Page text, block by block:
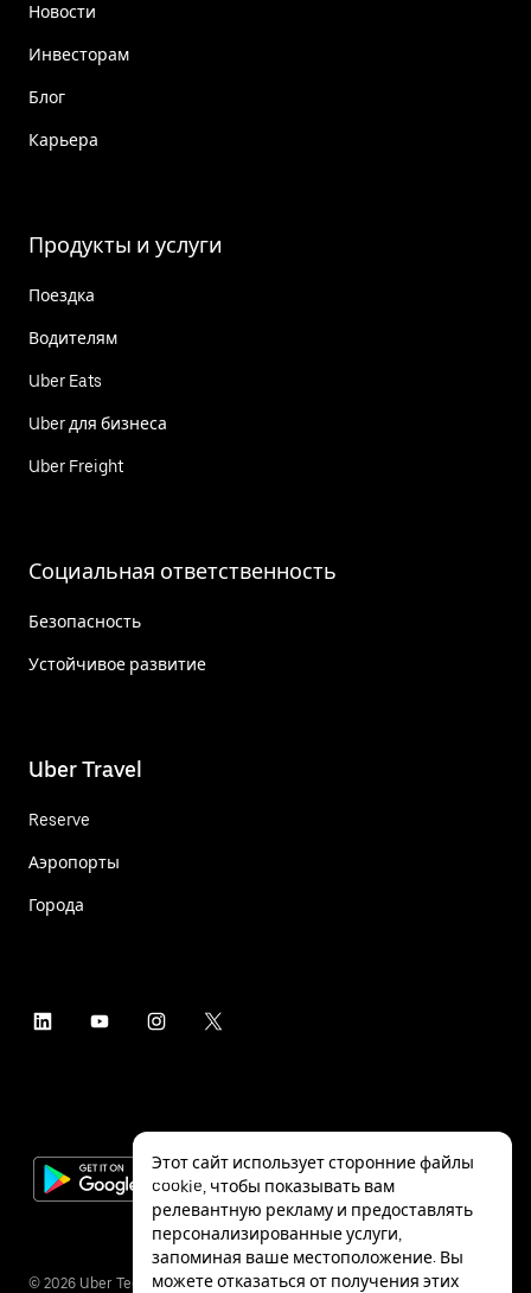
Новости
Инвесторам
Блог
Карьера
Продукты и услуги
Поездка
Водителям
Uber Eats
Uber для бизнеса
Uber Freight
Социальная ответственность
Безопасность
Устойчивое развитие
Uber Travel
Reserve
Аэропорты
Города
© 2026 Uber Technologies Inc.
Этот сайт использует сторонние файлы
cookie, чтобы показывать вам
релевантную рекламу и предоставлять
персонализированные услуги,
запоминая ваше местоположение. Вы
можете отказаться от получения этих